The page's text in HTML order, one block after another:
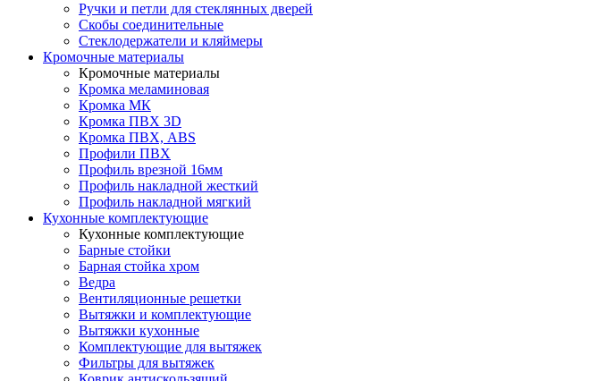
Ручки и петли для стеклянных дверей
Скобы соединительные
Стеклодержатели и кляймеры
Кромочные материалы
Кромочные материалы
Кромка меламиновая
Кромка МК
Кромка ПВХ 3D
Кромка ПВХ, ABS
Профили ПВХ
Профиль врезной 16мм
Профиль накладной жесткий
Профиль накладной мягкий
Кухонные комплектующие
Кухонные комплектующие
Барные стойки
Барная стойка хром
Ведра
Вентиляционные решетки
Вытяжки и комплектующие
Вытяжки кухонные
Комплектующие для вытяжек
Фильтры для вытяжек